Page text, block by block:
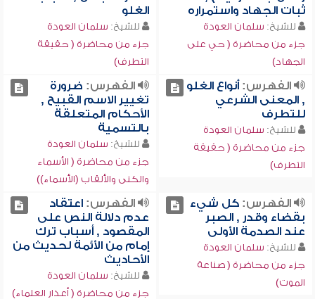
ثبات الجهاد واستمراره
للشيخ: سلمان العودة
جزء من محاضرة ( حي على
الجهاد)
الغلو
للشيخ: سلمان العودة
جزء من محاضرة ( حقيقة
التطرف)
الفهرس:أنواع الغلو
, المعنى الشرعي
للتطرف
للشيخ: سلمان العودة
جزء من محاضرة ( حقيقة
التطرف)
الفهرس: ضرورة
تغيير الاسم القبيح ,
الأحكام المتعلقة
بالتسمية
للشيخ: سلمان العودة
جزء من محاضرة ( الأسماء
والكنى والألقاب (الأسماء))
الفهرس:كل شيء
بقضاء وقدر , الصبر
عند الصدمة الأولى
للشيخ: سلمان العودة
جزء من محاضرة ( صناعة
الموت)
الفهرس:اعتقاد
عدم دلالة النص على
المقصود , أسباب ترك
إمام من الأئمة لحديث من
الأحاديث
للشيخ: سلمان العودة
جزء من محاضرة ( أعذار العلماء)